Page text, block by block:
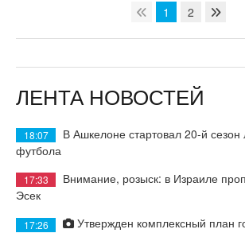
1 2
ЛЕНТА НОВОСТЕЙ
18:07
В Ашкелоне стартовал 20-й сезон
футбола
17:33
Внимание, розыск: в Израиле
Эсек
17:26
Утвержден комплексный план